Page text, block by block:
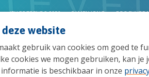
website
gebruik van cookies om goed te
cookies we mogen gebruiken, kan
is beschikbaar in onze
JEUGDTRENDS 2026 SAMEN JONG BROCHURE